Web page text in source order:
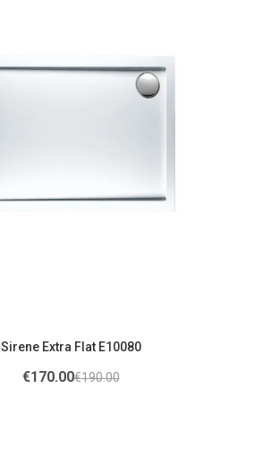
Sirene Extra Flat E10080
€190.00
€170.00